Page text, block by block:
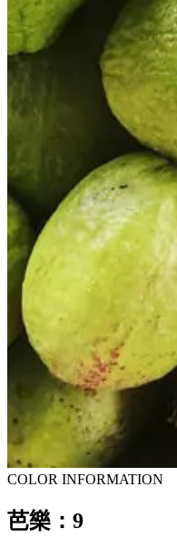
COLOR INFORMATION
芭樂：9